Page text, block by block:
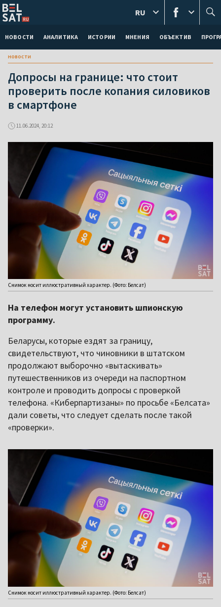
НОВОСТИ АНАЛИТИКА ИСТОРИИ МНЕНИЯ ОБЪЕКТИВ
RU
новости
Допросы на границе: что стоит
проверить после копания силовиков
в смартфоне
11.06.2024, 20:12
Снимок носит иллюстративный характер. (Фото: Белсат)
На телефон могут установить шпионскую
программу.
Беларусы, которые ездят за границу,
свидетельствуют, что чиновники в штатском
продолжают выборочно «вытаскивать»
путешественников из очереди на паспортном
контроле и проводить допросы с проверкой
телефона. «Киберпартизаны» по просьбе «Белсата»
дали советы, что следует сделать после такой
«проверки».
Снимок носит иллюстративный характер. (Фото: Белсат)